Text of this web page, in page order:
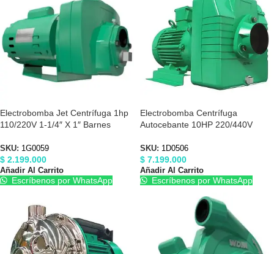
Electrobomba Jet Centrífuga 1hp
110/220V 1-1/4″ X 1″ Barnes
SKU: 1G0059
$ 2.199.000
Añadir Al Carrito
Escríbenos por WhatsApp
Electrobomba Centrífuga
Autocebante 10HP 220/440V
SKU: 1D0506
$ 7.199.000
Añadir Al Carrito
Escríbenos por WhatsApp